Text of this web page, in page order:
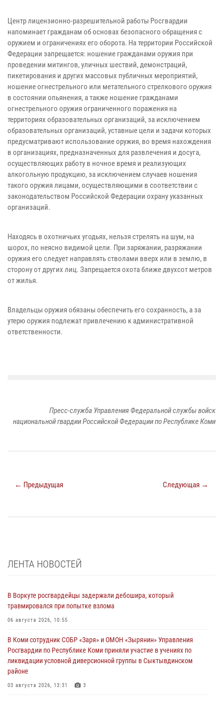
Центр лицензионно-разрешительной работы Росгвардии
напоминает гражданам об основах безопасного обращения с
оружием и ограничениях его оборота. На территории Российской
Федерации запрещается: ношение гражданами оружия при
проведении митингов, уличных шествий, демонстраций,
пикетирования и других массовых публичных мероприятий,
ношение огнестрельного или метательного стрелкового оружия
в состоянии опьянения, а также ношение гражданами
огнестрельного оружия ограниченного поражения на
территориях образовательных организаций, за исключением
образовательных организаций, уставные цели и задачи которых
предусматривают использование оружия, во время нахождения
в организациях, предназначенных для развлечения и досуга,
осуществляющих работу в ночное время и реализующих
алкогольную продукцию, за исключением случаев ношения
такого оружия лицами, осуществляющими в соответствии с
законодательством Российской Федерации охрану указанных
организаций.
Находясь в охотничьих угодьях, нельзя стрелять на шум, на
шорох, по неясно видимой цели. При заряжании, разряжании
оружия его следует направлять стволами вверх или в землю, в
сторону от других лиц. Запрещается охота ближе двухсот метров
от жилья.
Владельцы оружия обязаны обеспечить его сохранность, а за
утерю оружия подлежат привлечению к административной
ответственности.
Пресс-служба Управления Федеральной службы войск
национальной гвардии Российской Федерации по Республике Коми
← Предыдущая Следующая →
ЛЕНТА НОВОСТЕЙ
В Воркуте росгвардейцы задержали дебошира, который
травмировался при попытке взлома
06 августа 2026, 10:55
В Коми сотрудник СОБР «Заря» и ОМОН «Зырянин» Управления
Росгвардии по Республике Коми приняли участие в учениях по
ликвидации условной диверсионной группы в Сыктывдинском
районе
03 августа 2026, 13:31 3